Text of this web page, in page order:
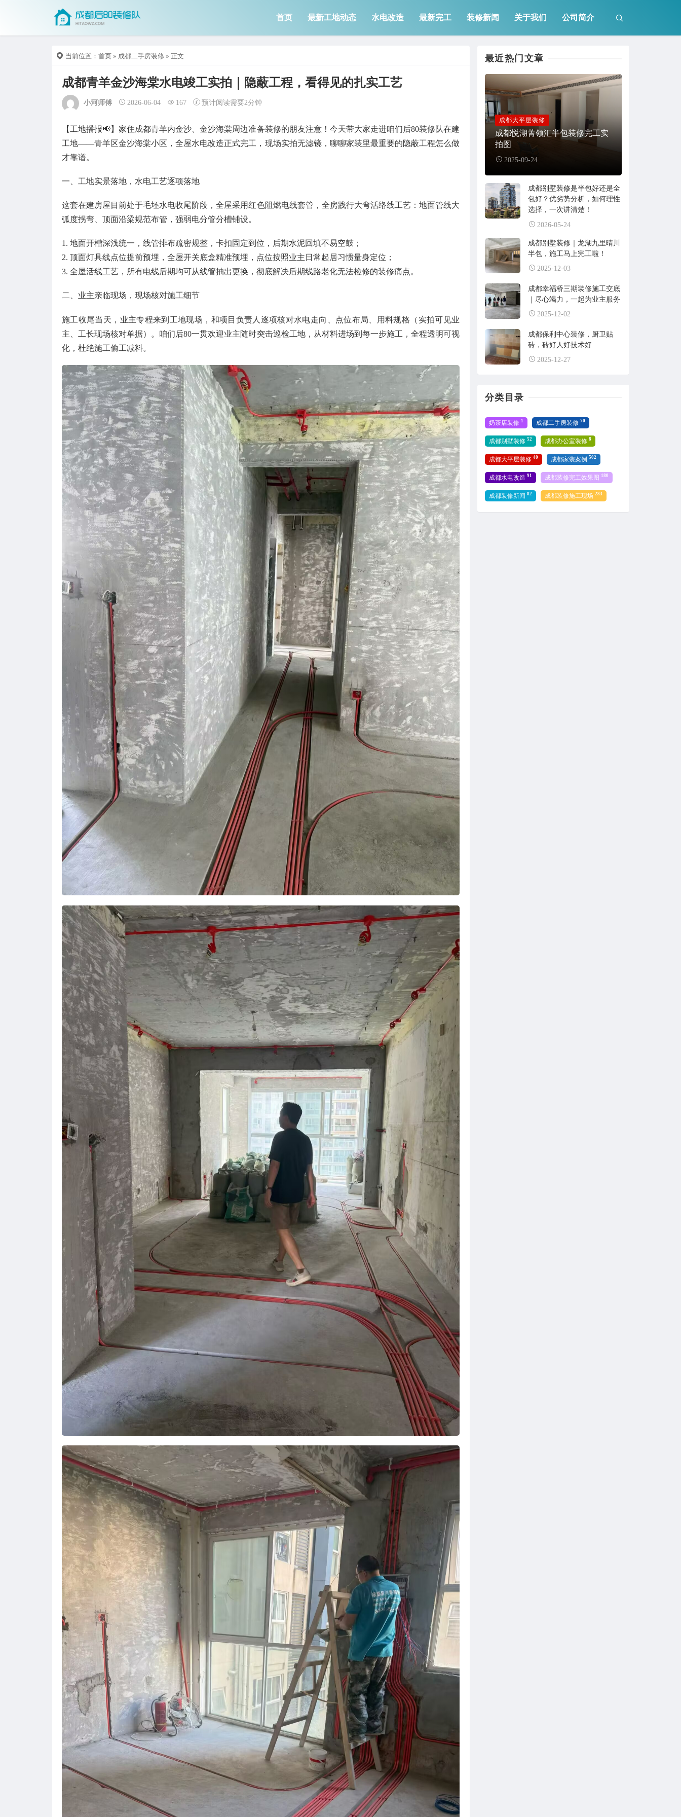
首页 最新工地动态 水电改造 最新完工 装修新闻 关于我们 公司简介
当前位置： 首页 » 成都二手房装修 » 正文
成都青羊金沙海棠水电竣工实拍｜隐蔽工程，看得见的扎实工艺
小河师傅 2026-06-04 167 预计阅读需要2分钟
【工地播报📢】家住成都青羊内金沙、金沙海棠周边准备装修的朋友注意！今天带大家走进咱们后80装修队在建
工地——青羊区金沙海棠小区，全屋水电改造正式完工，现场实拍无滤镜，聊聊家装里最重要的隐蔽工程怎么做
才靠谱。
一、工地实景落地，水电工艺逐项落地
这套在建房屋目前处于毛坯水电收尾阶段，全屋采用红色阻燃电线套管，全房践行大弯活络线工艺：地面管线大
弧度拐弯、顶面沿梁规范布管，强弱电分管分槽铺设。
1. 地面开槽深浅统一，线管排布疏密规整，卡扣固定到位，后期水泥回填不易空鼓；
2. 顶面灯具线点位提前预埋，全屋开关底盒精准预埋，点位按照业主日常起居习惯量身定位；
3. 全屋活线工艺，所有电线后期均可从线管抽出更换，彻底解决后期线路老化无法检修的装修痛点。
二、业主亲临现场，现场核对施工细节
施工收尾当天，业主专程来到工地现场，和项目负责人逐项核对水电走向、点位布局、用料规格（实拍可见业
主、工长现场核对单据）。咱们后80一贯欢迎业主随时突击巡检工地，从材料进场到每一步施工，全程透明可视
化，杜绝施工偷工减料。
最近热门文章
成都大平层装修
成都悦湖菁领汇半包装修完工实
拍图
2025-09-24
成都别墅装修是半包好还是全
包好？优劣势分析，如何理性
选择，一次讲清楚！
2026-05-24
成都别墅装修｜龙湖九里晴川
半包，施工马上完工啦！
2025-12-03
成都幸福桥三期装修施工交底
｜尽心竭力，一起为业主服务
2025-12-02
成都保利中心装修，厨卫贴
砖，砖好人好技术好
2025-12-27
分类目录
奶茶店装修 1 成都二手房装修 70
成都别墅装修 52 成都办公室装修 8
成都大平层装修 40 成都家装案例 502
成都水电改造 91 成都装修完工效果图 180
成都装修新闻 82 成都装修施工现场 283